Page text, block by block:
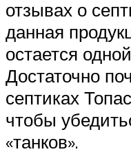
отзывах о
данная
остается
Достаточно
септиках
чтобы
«танков».